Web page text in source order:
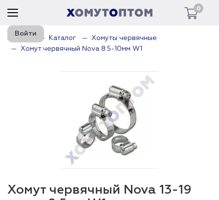
0
Войти
Главная Каталог
Хомуты червячные
Хомут червячный Nova 8.5-10мм W1
Хомут червячный Nova 13-19